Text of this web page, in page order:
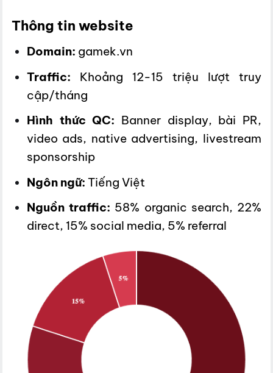
Thông tin website
Domain: gamek.vn
Traffic: Khoảng 12-15 triệu lượt truy
cập/tháng
Hình thức QC: Banner display, bài PR,
video ads, native advertising, livestream
sponsorship
Ngôn ngữ: Tiếng Việt
Nguồn traffic: 58% organic search, 22%
direct, 15% social media, 5% referral